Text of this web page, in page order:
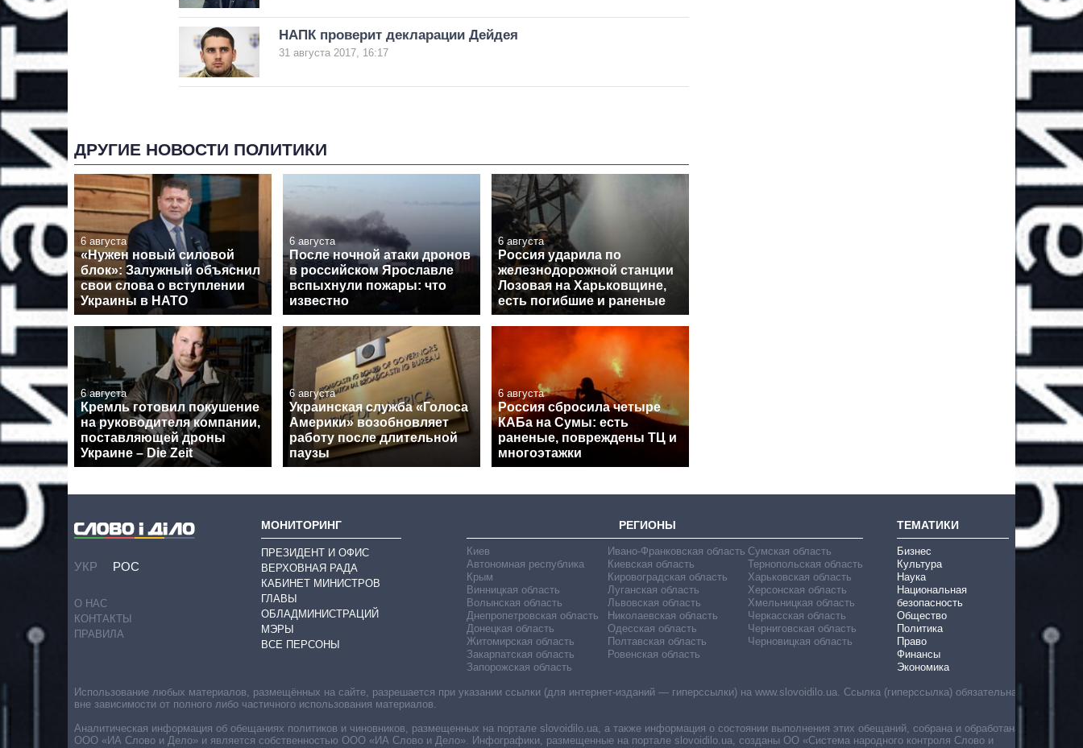
НАПК проверит декларации Дейдея
31 августа 2017, 16:17
ДРУГИЕ НОВОСТИ ПОЛИТИКИ
6 августа
«Нужен новый силовой
блок»: Залужный объяснил
свои слова о вступлении
Украины в НАТО
6 августа
После ночной атаки дронов
в российском Ярославле
вспыхнули пожары: что
известно
6 августа
Россия ударила по
железнодорожной станции
Лозовая на Харьковщине,
есть погибшие и раненые
6 августа
Кремль готовил покушение
на руководителя компании,
поставляющей дроны
Украине – Die Zeit
6 августа
Украинская служба «Голоса
Америки» возобновляет
работу после длительной
паузы
6 августа
Россия сбросила четыре
КАБа на Сумы: есть
раненые, повреждены ТЦ и
многоэтажки
УКР РОС
О НАС
КОНТАКТЫ
ПРАВИЛА
МОНИТОРИНГ
ПРЕЗИДЕНТ И ОФИС
ВЕРХОВНАЯ РАДА
КАБИНЕТ МИНИСТРОВ
ГЛАВЫ
ОБЛАДМИНИСТРАЦИЙ
МЭРЫ
ВСЕ ПЕРСОНЫ
РЕГИОНЫ
Киев
Автономная республика
Крым
Винницкая область
Волынская область
Днепропетровская область
Донецкая область
Житомирская область
Закарпатская область
Запорожская область
Ивано-Франковская область
Киевская область
Кировоградская область
Луганская область
Львовская область
Николаевская область
Одесская область
Полтавская область
Ровенская область
Сумская область
Тернопольская область
Харьковская область
Херсонская область
Хмельницкая область
Черкасская область
Черниговская область
Черновицкая область
ТЕМАТИКИ
Бизнес
Культура
Наука
Национальная
безопасность
Общество
Политика
Право
Финансы
Экономика
Использование любых материалов, размещённых на сайте, разрешается при указании ссылки (для интернет-изданий — гиперссылки) на www.slovoidilo.ua. Ссылка (гиперссылка) обязательна
вне зависимости от полного либо частичного использования материалов.
Аналитическая информация об обещаниях политиков и чиновников, размещенных на портале slovoidilo.ua, а также информация о состоянии выполнения этих обещаний, собрана и обработана
ООО «ИА Слово и Дело» и является собственностью ООО «ИА Слово и Дело». Инфографики, размещенные на портале slovoidilo.ua, созданы ОО «Система народного контроля Слово и